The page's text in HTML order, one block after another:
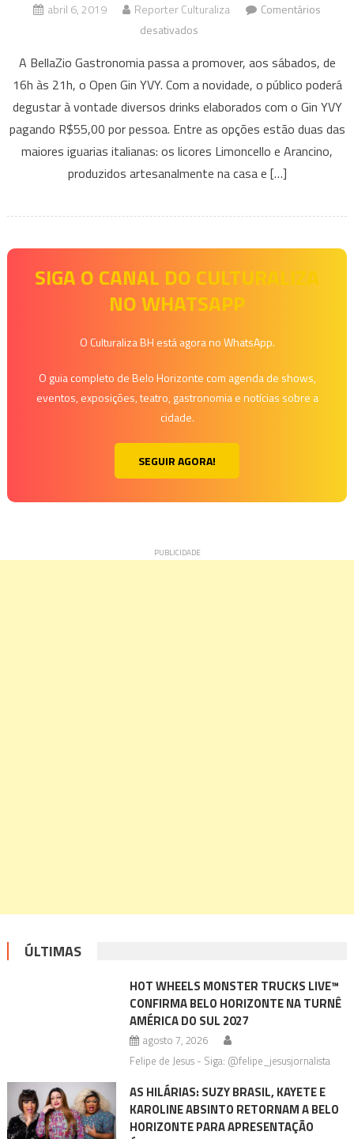
abril 6, 2019 Reporter Culturaliza
Comentários
desativados
Gastronomia
promove
Open
gin
YVY
aos
A BellaZio Gastronomia passa a promover, aos sábados, de
16h às 21h, o Open Gin YVY. Com a novidade, o público poderá
degustar à vontade diversos drinks elaborados com o Gin YVY
pagando R$55,00 por pessoa. Entre as opções estão duas das
maiores iguarias italianas: os licores Limoncello e Arancino,
produzidos artesanalmente na casa e […]
SIGA O CANAL DO CULTURALIZA
NO WHATSAPP
O Culturaliza BH está agora no WhatsApp.
O guia completo de Belo Horizonte com agenda de shows,
eventos, exposições, teatro, gastronomia e notícias sobre a
cidade.
SEGUIR AGORA!
ÚLTIMAS
HOT WHEELS MONSTER TRUCKS LIVE™
CONFIRMA BELO HORIZONTE NA TURNÊ
AMÉRICA DO SUL 2027
agosto 7, 2026
Felipe de Jesus - Siga: @felipe_jesusjornalista
AS HILÁRIAS: SUZY BRASIL, KAYETE E
KAROLINE ABSINTO RETORNAM A BELO
HORIZONTE PARA APRESENTAÇÃO